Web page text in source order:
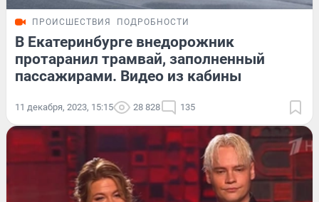
ПРОИСШЕСТВИЯ ПОДРОБНОСТИ
В Екатеринбурге внедорожник
протаранил трамвай, заполненный
пассажирами. Видео из кабины
11 декабря, 2023, 15:15 28 828 135